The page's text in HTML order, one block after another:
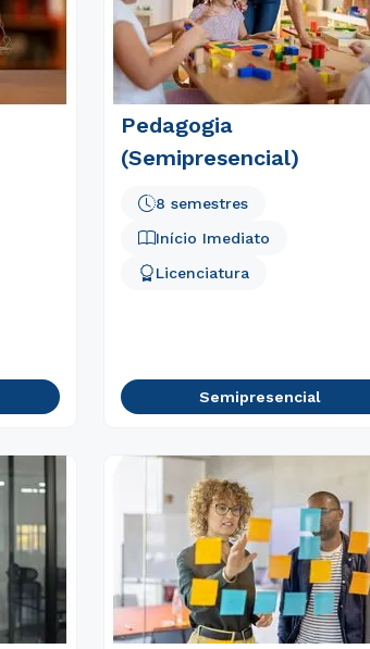
Pedagogia
(Semipresencial)
Início Imediato
Licenciatura
8 semestres
Semipresencial